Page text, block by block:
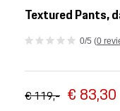
Nieuw
Acties
Textured Pants,
0/5 (0
€ 119,- € 83,30